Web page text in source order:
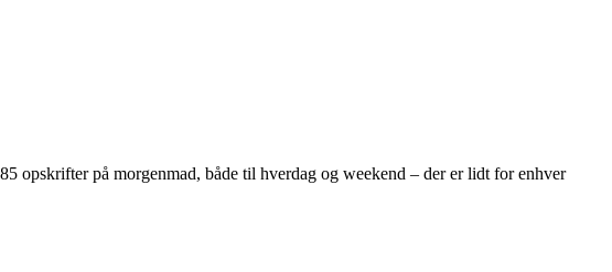
opskrifter på morgenmad, både til hverdag og weekend – der er lidt for enhver